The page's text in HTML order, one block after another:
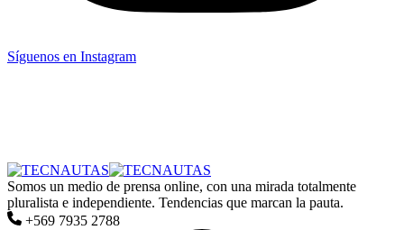
Síguenos en Instagram
Somos un medio de prensa online, con una mirada totalmente
pluralista e independiente. Tendencias que marcan la pauta.
+569 7935 2788